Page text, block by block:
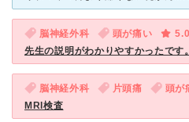
脳神経外科 頭が痛い
5.0
先生の説明がわかりやすかったです。
脳神経外科 片頭痛 頭が
MRI検査